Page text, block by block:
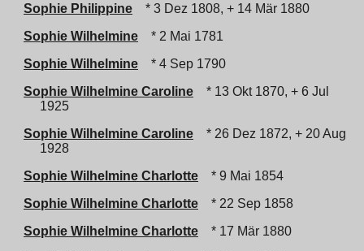
Sophie Philippine
* 3 Dez 1808, + 14 Mär 1880
Sophie Wilhelmine
* 2 Mai 1781
Sophie Wilhelmine
* 4 Sep 1790
Sophie Wilhelmine Caroline
* 13 Okt 1870, + 6 Jul
1925
Sophie Wilhelmine Caroline
* 26 Dez 1872, + 20 Aug
1928
Sophie Wilhelmine Charlotte
* 9 Mai 1854
Sophie Wilhelmine Charlotte
* 22 Sep 1858
Sophie Wilhelmine Charlotte
* 17 Mär 1880